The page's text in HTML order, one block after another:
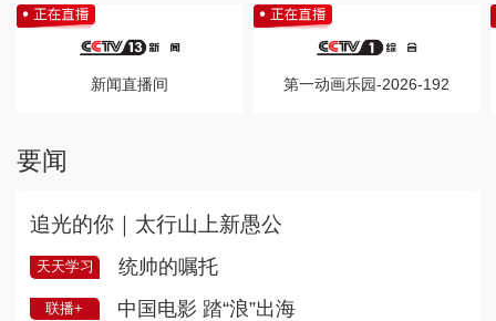
新闻直播间 第一动画乐园-2026-192
要闻
追光的你｜太行山上新愚公
天天学习 统帅的嘱托
联播+ 中国电影 踏“浪”出海